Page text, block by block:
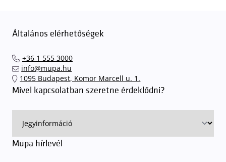
Általános elérhetőségek
+36 1 555 3000
info@mupa.hu
1095 Budapest, Komor Marcell u. 1.
Mivel kapcsolatban szeretne érdeklődni?
Müpa hírlevél